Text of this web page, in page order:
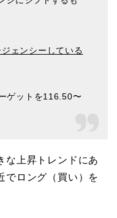
ェンシーしている
ゲットを116.50〜
な上昇トレンドにあ
でロング（買い）を